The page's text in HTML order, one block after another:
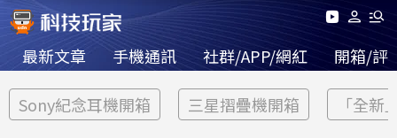
最新文章 手機通訊 社群/APP/網紅 開箱/評
Sony紀念耳機開箱 三星摺疊機開箱 「全新